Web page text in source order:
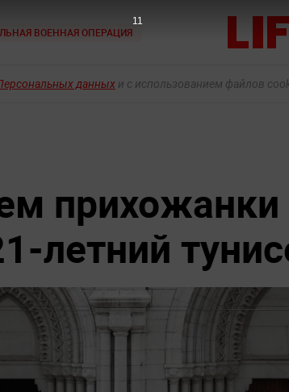
ВОЕННАЯ ОПЕРАЦИЯ
данных и с использованием файлов
прихожанки
летний
9